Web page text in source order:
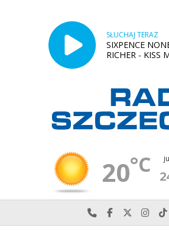
SŁUCHAJ TERAZ
SIXPENCE
RICHER - KISS
20°C
Najlepiej po prostu
Odwiedź nas